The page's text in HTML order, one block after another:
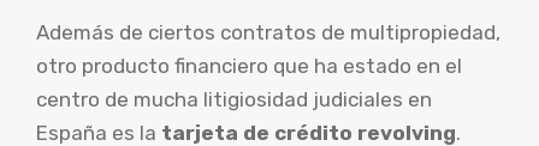
Además de ciertos contratos de multipropiedad,
otro producto financiero que ha estado en el
centro de mucha litigiosidad judiciales en
España es la tarjeta de crédito revolving.